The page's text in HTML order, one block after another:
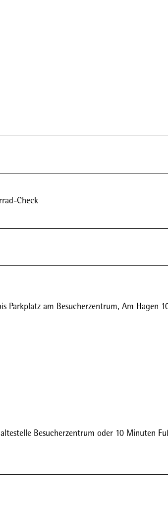
Check
am Besucherzentrum, Am Hagen
Besucherzentrum oder 10 Minuten